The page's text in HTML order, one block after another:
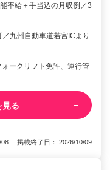
率給＋手当込の月収例／3
九州自動車道若宮ICより
ォークリフト免許、運行管
見る
08 掲載終了日： 2026/10/09